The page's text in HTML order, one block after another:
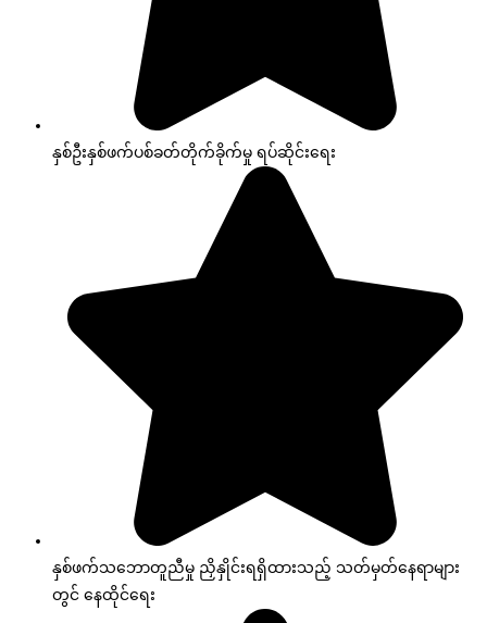
နှစ်ဦးနှစ်ဖက်ပစ်ခတ်တိုက်ခိုက်မှု ရပ်ဆိုင်းရေး
နှစ်ဖက်သဘောတူညီမှု ညှိနှိုင်းရရှိထားသည့် သတ်မှတ်နေရာများ
တွင် နေထိုင်ရေး